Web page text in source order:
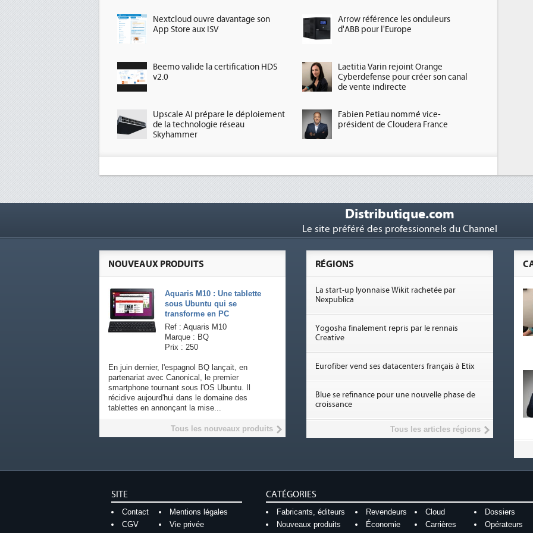
Nextcloud ouvre davantage son
App Store aux ISV
Arrow référence les onduleurs
d'ABB pour l'Europe
Beemo valide la certification HDS
v2.0
Laetitia Varin rejoint Orange
Cyberdefense pour créer son canal
de vente indirecte
Upscale AI prépare le déploiement
de la technologie réseau
Skyhammer
Fabien Petiau nommé vice-
président de Cloudera France
Distributique.com
Le site préféré des professionnels du Channel
NOUVEAUX PRODUITS
Aquaris M10 : Une tablette
sous Ubuntu qui se
transforme en PC
Ref : Aquaris M10
Marque : BQ
Prix : 250
En juin dernier, l'espagnol BQ lançait, en
partenariat avec Canonical, le premier
smartphone tournant sous l'OS Ubuntu. Il
récidive aujourd'hui dans le domaine des
tablettes en annonçant la mise...
Tous les nouveaux produits
RÉGIONS
La start-up lyonnaise Wikit rachetée par
Nexpublica
Yogosha finalement repris par le rennais
Creative
Eurofiber vend ses datacenters français à Etix
Blue se refinance pour une nouvelle phase de
croissance
Tous les articles régions
SITE
Contact
Mentions légales
CGV
Vie privée
CATÉGORIES
Fabricants, éditeurs Revendeurs Cloud
Dossiers
Nouveaux produits
Économie Carrières
Opérateurs